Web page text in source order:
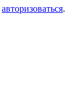
авторизоваться.